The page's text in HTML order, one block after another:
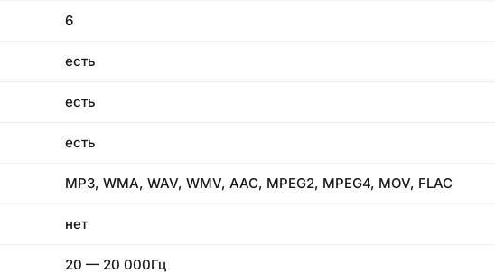
6
есть
есть
есть
MP3, WMA, WAV, WMV, AAC, MPEG2, MPEG4, MOV, FLAC
нет
20 — 20 000Гц